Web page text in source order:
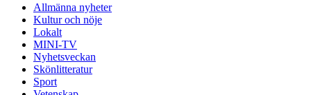
Allmänna nyheter
Kultur och nöje
Lokalt
MINI-TV
Nyhetsveckan
Skönlitteratur
Sport